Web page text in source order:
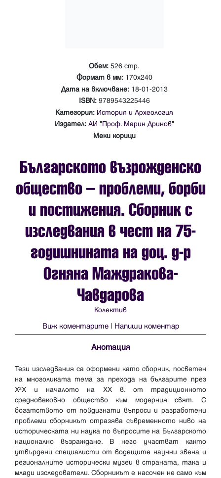
Обем: 526 стр.
Формат в мм: 170х240
Дата на включване: 18-01-2013
ISBN: 9789543225446
Категория: История и Археология
Издател: АИ "Проф. Марин Дринов"
Меки корици
Българското възрожденско
общество – проблеми, борби
и постижения. Сборник с
изследвания в чест на 75-
годишнината на доц. д-р
Огняна Маждракова-
Чавдарова
Колектив
Виж коментарите | Напиши коментар
Анотация
Тези изследвания са оформени като сборник, посветен
на многоликата тема за прехода на българите през
ХІХ и началото на ХХ в. от традиционното
средновековно общество към модерния свят. С
богатството от повдигнати въпроси и разработени
проблеми сборникът отразява съвременното ниво на
историческата ни наука по въпросите на Българското
национално възраждане. В него участват както
утвърдени специалисти от водещите научни звена и
регионалните исторически музеи в страната, така и
млади изследователи. Сборникът е насочен не само към